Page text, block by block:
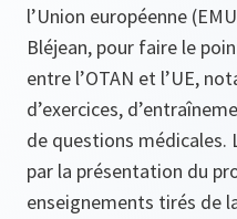
l’Union européenne
Bléjean, pour faire le
entre l’OTAN et l’UE,
d’exercices,
de questions médicales.
par la présentation du
enseignements tirés de